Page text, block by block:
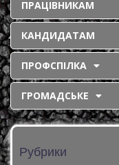
ПРАЦІВНИКАМ
КАНДИДАТАМ
ПРОФСПІЛКА
ГРОМАДСЬКЕ
Рубрики